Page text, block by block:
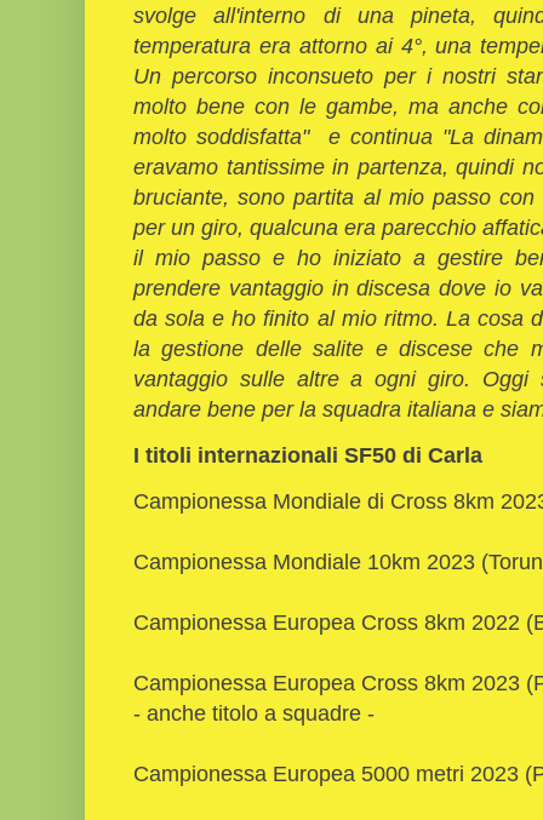
svolge all'interno di una pineta,
temperatura era attorno ai 4°, una
Un percorso inconsueto per i nostri
molto bene con le gambe, ma anche
molto soddisfatta" e continua "La
eravamo tantissime in partenza, quindi
bruciante, sono partita al mio passo
per un giro, qualcuna era parecchio
il mio passo e ho iniziato a gestire
prendere vantaggio in discesa dove io
da sola e ho finito al mio ritmo. La cosa
la gestione delle salite e discese che
vantaggio sulle altre a ogni giro. Oggi
andare bene per la squadra italiana e
I titoli internazionali SF50 di Carla
Campionessa Mondiale di Cross 8km
Campionessa Mondiale 10km 2023
Campionessa Europea Cross 8km 2022
Campionessa Europea Cross 8km 2023
- anche titolo a squadre -
Campionessa Europea 5000 metri 2023